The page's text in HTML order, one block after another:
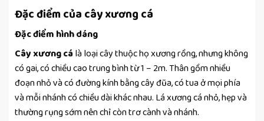
Đặc điểm của cây xương cá
Đặc điểm hình dáng
Cây xương cá là loại cây thuộc họ xương rồng, nhưng không
có gai, có chiều cao trung bình từ 1 – 2m. Thân gồm nhiều
đoạn nhỏ và có đường kính bằng cây đũa, có tua ở mọi phía
và mỗi nhánh có chiều dài khác nhau. Lá xương cá nhỏ, hẹp và
thường rụng sớm nên chỉ còn trơ cành và nhánh.